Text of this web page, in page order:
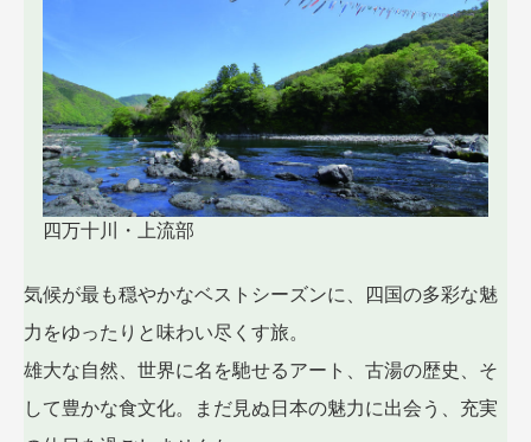
四万十川・上流部
気候が最も穏やかなベストシーズンに、四国の多彩な魅
力をゆったりと味わい尽くす旅。
雄大な自然、世界に名を馳せるアート、古湯の歴史、そ
して豊かな食文化。まだ見ぬ日本の魅力に出会う、充実